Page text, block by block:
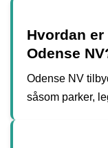
Hvordan
Odense
Odense NV
såsom parker,